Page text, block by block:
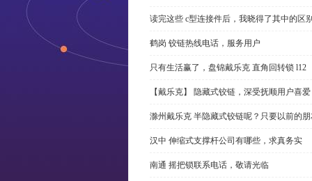
读完这些 c型连接件后，我晓得了其中的区
鹤岗 铰链热线电话，服务用户
只有生活赢了，盘锦戴乐克 直角回转锁 l12
【戴乐克】 隐藏式铰链，深受抚顺用户喜
滁州戴乐克 半隐藏式铰链呢？只要以前的
汉中 伸缩式支撑杆公司有哪些，求真务实
南通 摇把锁联系电话，敬请光临